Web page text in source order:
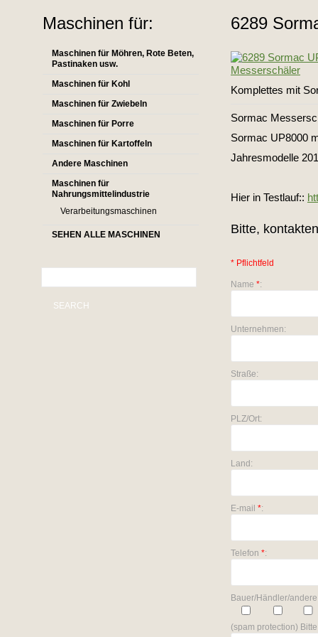
Maschinen für:
Maschinen für Möhren, Rote Beten,
Pastinaken usw.
Maschinen für Kohl
Maschinen für Zwiebeln
Maschinen für Porre
Maschinen für Kartoffeln
Andere Maschinen
Maschinen für
Nahrungsmittelindustrie
Verarbeitungsmaschinen
SEHEN ALLE MASCHINEN
SEARCH
6289
Komplettes mit
Sormac
Sormac UP8000
Jahresmodelle
Hier in Testlauf::
Bitte,
* Pflichtfeld
Name *:
Unternehmen:
Straße:
PLZ/Ort:
Land:
E-mail *:
Telefon *:
Bauer/Händler/
(spam protection)